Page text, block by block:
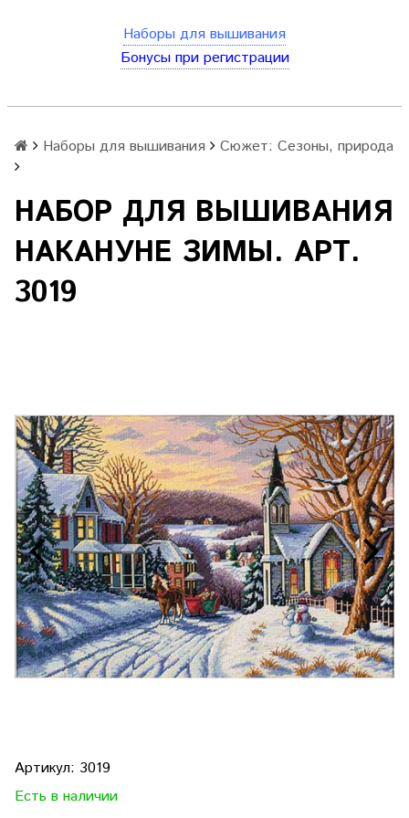
Наборы для вышивания
Бонусы при регистрации
Наборы для вышивания Сюжет: Сезоны, природа
НАБОР ДЛЯ ВЫШИВАНИЯ
НАКАНУНЕ ЗИМЫ. АРТ.
3019
Артикул: 3019
Есть в наличии